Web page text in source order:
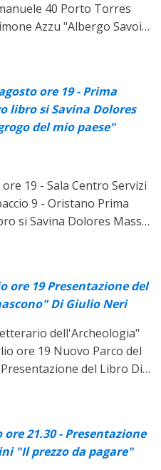
40 Porto Torres
Azzu "Albergo Savoia"
con l'autore: Federico
Libreria Koinè-Ubik
ore 19 - Prima
libro si Savina Dolores
del mio paese"
19 - Sala Centro Servizi
9 - Oristano Prima
si Savina Dolores Massa
Edizioni il Maestrale
Maria Capraro Angela
ore 19 Presentazione del
Di Giulio Neri
dell'Archeologia"
ore 19 Nuovo Parco del
del Libro Di
Edizioni il Maestrale
Davide Piras
21.30 - Presentazione
"Il prezzo da pagare"